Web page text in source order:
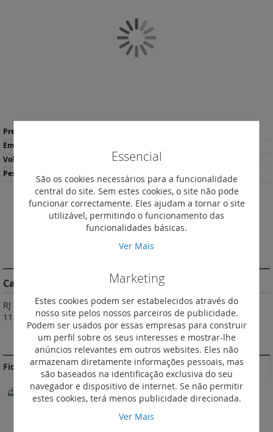
Mais
informação
Descarregar
Ficha de Produto
Imprimir
Saltar
Galeria
de
imagens
DESCRIÇÃO
Características do Produto
RJ 45 / RJ 45 direto. Em conformidade com as normas: ISO / IEC
11 801, EN 50173, ANSI / TIA 568.
MAIS INFORMAÇÃO
Fichas Técnicas
FichaTécnica_S000115527EN-00.pdf
DOCUMENTAÇÃO DE CONFORMIDADE
Essencial
São os cookies necessários para a funcionalidade
central do site. Sem estes cookies, o site não pode
funcionar correctamente. Eles ajudam a tornar o site
utilizável, permitindo o funcionamento das
funcionalidades básicas.
Ver Mais
Marketing
Estes cookies podem ser estabelecidos através do
nosso site pelos nossos parceiros de publicidade.
Podem ser usados por essas empresas para construir
um perfil sobre os seus interesses e mostrar-lhe
anúncios relevantes em outros websites. Eles não
armazenam diretamente informações pessoais, mas
são baseados na identificação exclusiva do seu
navegador e dispositivo de internet. Se não permitir
estes cookies, terá menos publicidade direcionada.
Ver Mais